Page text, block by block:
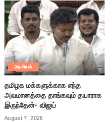
அரசியல்
தமிழக மக்களுக்காக எந்த
அவமானத்தை தாங்கவும் தயாராக
இருந்தேன்- விஜய்
August 7, 2026